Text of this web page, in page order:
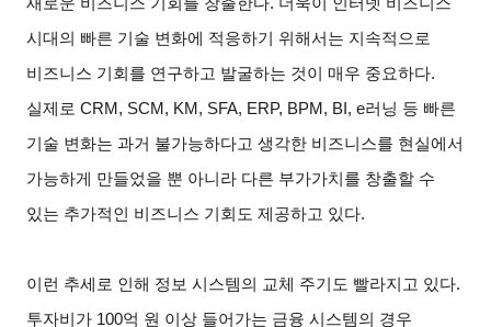
시대의 빠른 기술 변화에 적응하기 위해서는 지속적으로
비즈니스 기회를 연구하고 발굴하는 것이 매우 중요하다.
실제로 CRM, SCM, KM, SFA, ERP, BPM, BI, e러닝 등 빠른
기술 변화는 과거 불가능하다고 생각한 비즈니스를 현실에서
가능하게 만들었을 뿐 아니라 다른 부가가치를 창출할 수
있는 추가적인 비즈니스 기회도 제공하고 있다.
이런 추세로 인해 정보 시스템의 교체 주기도 빨라지고 있다.
투자비가 100억 원 이상 들어가는 금융 시스템의 경우